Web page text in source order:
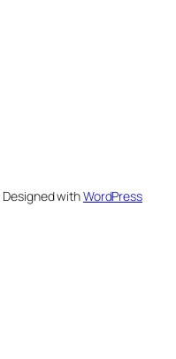
Designed withWordPress